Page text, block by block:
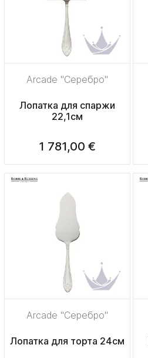
Arcade "Серебро"
Лопатка для спаржи
22,1см
1 781,00 €
Arcade "Серебро"
Лопатка для торта 24см